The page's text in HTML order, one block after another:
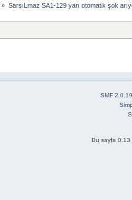
» SarsıLmaz SA1-129 yarı otomatik şok
SMF 2.0.19
Bu sayfa 0.13